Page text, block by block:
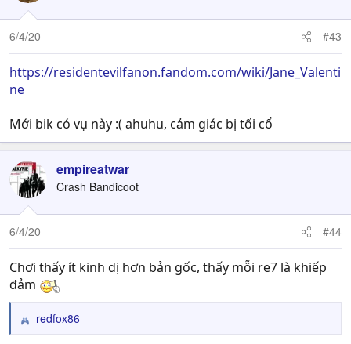
6/4/20 #43
https://residentevilfanon.fandom.com/wiki/Jane_Valenti
ne
Mới bik có vụ này :( ahuhu, cảm giác bị tối cổ
empireatwar
Crash Bandicoot
6/4/20 #44
Chơi thấy ít kinh dị hơn bản gốc, thấy mỗi re7 là khiếp
đảm
R
e
redfox86